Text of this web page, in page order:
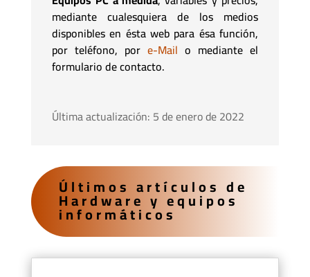
mediante cualesquiera de los medios
disponibles en ésta web para ésa función,
por teléfono, por e-Mail o mediante el
formulario de contacto.
Última actualización: 5 de enero de 2022
Últimos artículos de
Hardware y equipos
informáticos